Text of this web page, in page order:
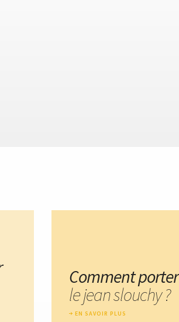
Comment porter
le jean slouchy ?
EN SAVOIR PLUS